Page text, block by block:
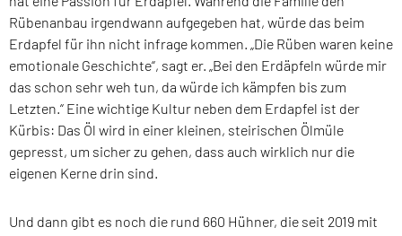
Rübenanbau irgendwann aufgegeben hat, würde das beim
Erdapfel für ihn nicht infrage kommen. „Die Rüben waren keine
emotionale Geschichte“, sagt er. „Bei den Erdäpfeln würde mir
das schon sehr weh tun, da würde ich kämpfen bis zum
Letzten.“ Eine wichtige Kultur neben dem Erdapfel ist der
Kürbis: Das Öl wird in einer kleinen, steirischen Ölmüle
gepresst, um sicher zu gehen, dass auch wirklich nur die
eigenen Kerne drin sind.
Und dann gibt es noch die rund 660 Hühner, die seit 2019 mit